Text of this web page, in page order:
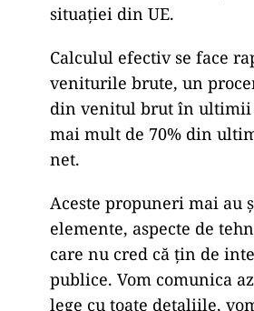
situației din UE.
Calculul efectiv se face
veniturile brute, un
din venitul brut în ultimii
mai mult de 70% din
net.
Aceste propuneri mai au
elemente, aspecte de
care nu cred că țin de
publice. Vom comunica
lege cu toate detaliile,